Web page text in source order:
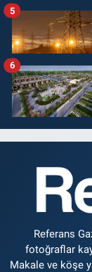
5
6
Referans
fotoğraflar
Makale ve köşe